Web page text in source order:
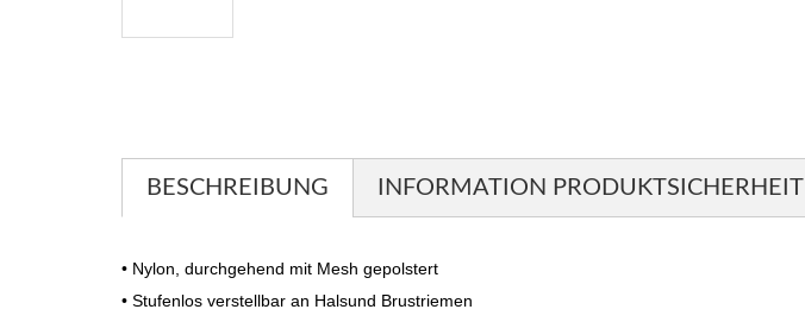
BESCHREIBUNG INFORMATION PRODUKTSICHERHEIT
• Nylon, durchgehend mit Mesh gepolstert
• Stufenlos verstellbar an Halsund Brustriemen